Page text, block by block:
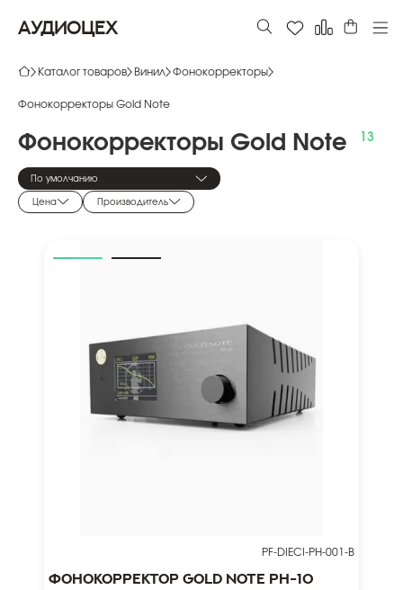
АУДИОЦЕХ
Каталог товаров Винил Фонокорректоры
Фонокорректоры Gold Note
Фонокорректоры Gold Note
Цена Производитель
По умолчанию
PF-DIECI-PH-001-B
Фонокорректор Gold Note PH-10